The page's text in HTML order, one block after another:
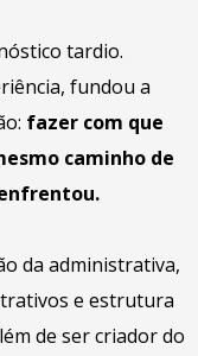
tardio.
fundou a
fazer com que
caminho de
da administrativa,
e estrutura
de ser criador do